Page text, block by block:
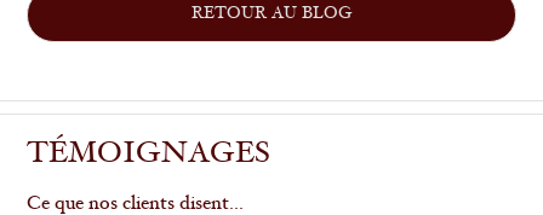
RETOUR AU BLOG
TÉMOIGNAGES
Ce que nos clients disent...